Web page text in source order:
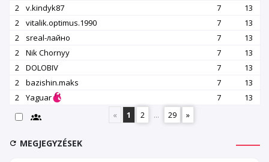
2
v.kindyk87 7
13
2
vitalik.optimus.1990 7
13
2
srеаl-лайно 7
13
2
Nik Chornyy 7
13
2
DOLOBIV 7
13
2
bazishin.maks 7
13
2
Yaguar 7
13
«
1 2 ... 29 »
MEGJEGYZÉSEK